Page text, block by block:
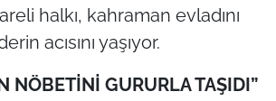
halkı, kahraman evladını
acısını yaşıyor.
NÖBETİNİ GURURLA TAŞIDI”